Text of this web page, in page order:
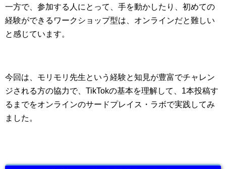
一方で、参加する人にとって、手を動かしたり、初めての
経験ができるワークショップ型は、オンラインだと難しい
と感じています。
今回は、モリモリ先生という経験と知見が豊富でチャレン
ジされる方の協力で、TikTokの基本を理解して、1本投稿す
るまでをオンラインのサードプレイス・ラボで実践してみ
ました。